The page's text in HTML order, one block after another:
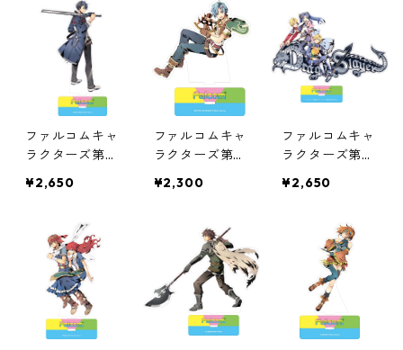
ファルコムキャ
ラクターズ第７
リルスタンド②
¥2,650
ファルコムキャ
ラクターズ第７
リルスタンド
¥2,300
ファルコムキャ
ラクターズ第６
リルスタンド②
¥2,650